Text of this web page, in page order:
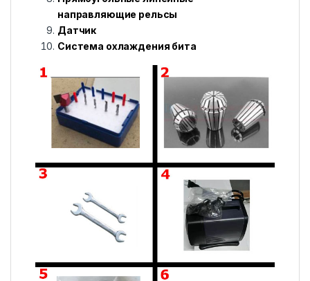
направляющие рельсы
Датчик
Система охлаждения бита